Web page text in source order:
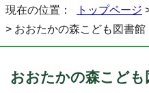
現在の位置： トップページ
> おおたかの森こども図書
おおたかの森こど